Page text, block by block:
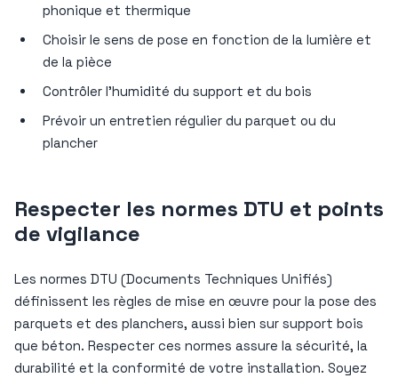
phonique et thermique
Choisir le sens de pose en fonction de la lumière et
de la pièce
Contrôler l’humidité du support et du bois
Prévoir un entretien régulier du parquet ou du
plancher
Respecter les normes DTU et points
de vigilance
Les normes DTU (Documents Techniques Unifiés)
définissent les règles de mise en œuvre pour la pose des
parquets et des planchers, aussi bien sur support bois
que béton. Respecter ces normes assure la sécurité, la
durabilité et la conformité de votre installation. Soyez